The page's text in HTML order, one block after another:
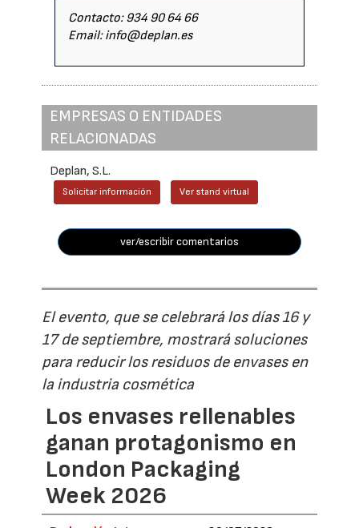
Contacto: 934 90 64 66
Email: info@deplan.es
EMPRESAS O ENTIDADES
RELACIONADAS
Deplan, S.L.
Solicitar información Ver stand virtual
ver/escribir comentarios
El evento, que se celebrará los días 16 y
17 de septiembre, mostrará soluciones
para reducir los residuos de envases en
la industria cosmética
Los envases rellenables
ganan protagonismo en
London Packaging
Week 2026